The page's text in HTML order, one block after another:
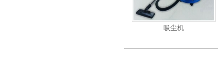
吸尘机